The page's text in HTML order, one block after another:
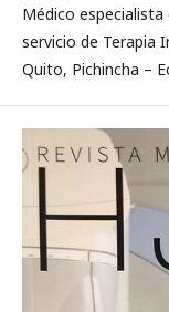
Médico
servicio de Terapia
Quito, Pichincha –